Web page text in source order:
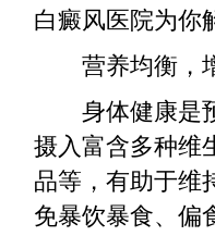
白癜风医院为你
营养均衡，
身体健康是预
摄入富含多种维
品等，有助于维
免暴饮暴食、偏